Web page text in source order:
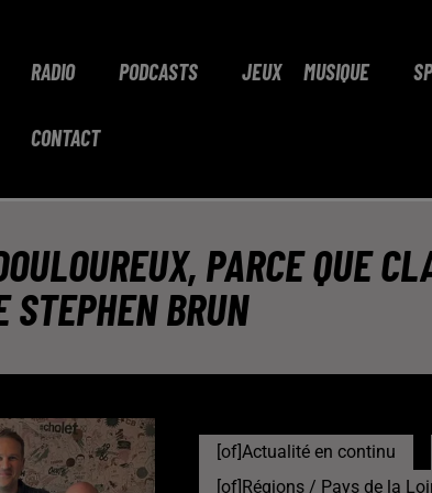
RADIO PODCASTS JEUX MUSIQUE
CONTACT
PARCE QUE
STEPHEN BRUN
[of]Actualité en continu
[of]Régions / Pays de la